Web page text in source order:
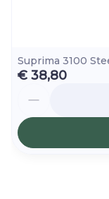
Suprima 3100
€ 38,80